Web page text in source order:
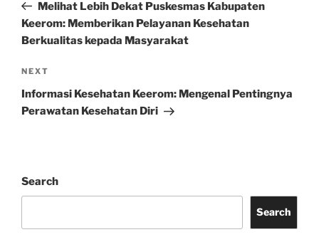
Melihat Lebih Dekat Puskesmas Kabupaten
Keerom: Memberikan Pelayanan Kesehatan
Berkualitas kepada Masyarakat
Next
Post
NEXT
Informasi Kesehatan Keerom: Mengenal Pentingnya
Perawatan Kesehatan Diri
Search
Search